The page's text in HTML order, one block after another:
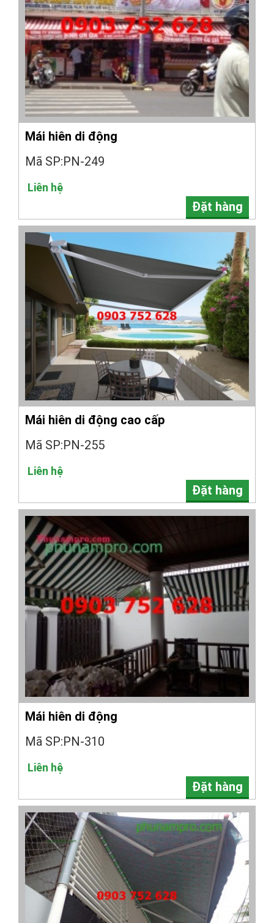
Mái hiên di động
Mã SP:PN-249
Liên hệ
Đặt hàng
Mái hiên di động cao cấp
Mã SP:PN-255
Liên hệ
Đặt hàng
Mái hiên di động
Mã SP:PN-310
Liên hệ
Đặt hàng